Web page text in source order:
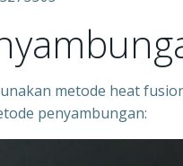
metode heat
penyambungan: